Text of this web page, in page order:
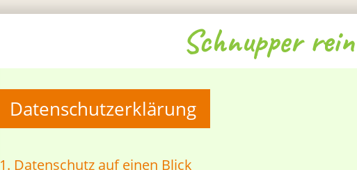
Schnupper
Datenschutzerklärung
1. Datenschutz auf einen Blick